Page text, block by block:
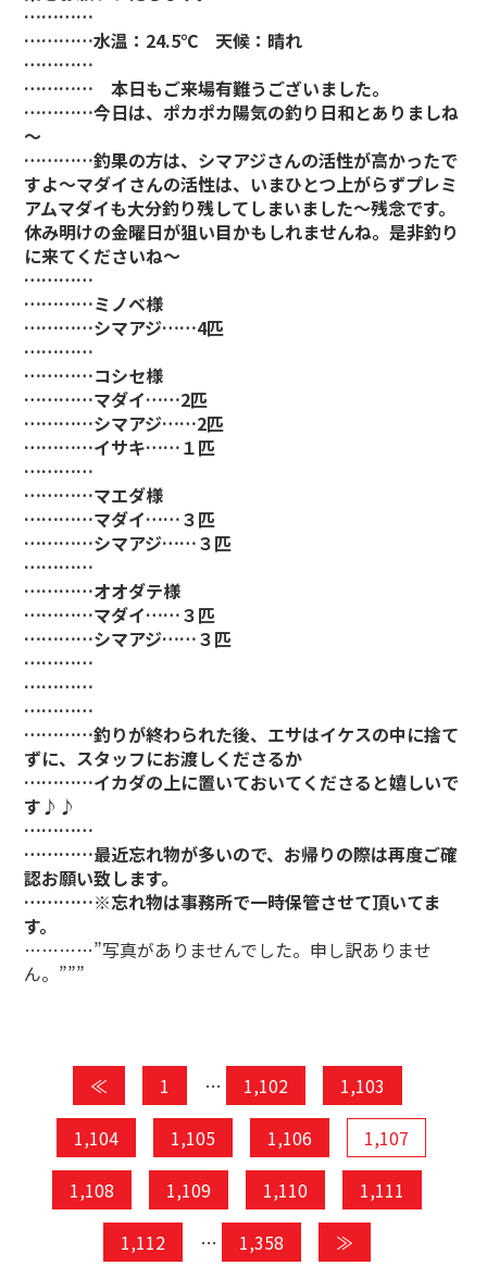
…………
…………水温：24.5℃ 天候：晴れ
…………
………… 本日もご来場有難うございました。
…………今日は、ポカポカ陽気の釣り日和とありましね
～
…………釣果の方は、シマアジさんの活性が高かったで
すよ～マダイさんの活性は、いまひとつ上がらずプレミ
アムマダイも大分釣り残してしまいました～残念です。
休み明けの金曜日が狙い目かもしれませんね。是非釣り
に来てくださいね～
…………
…………ミノベ様
…………シマアジ……4匹
…………
…………コシセ様
…………マダイ……2匹
…………シマアジ……2匹
…………イサキ……１匹
…………
…………マエダ様
…………マダイ……３匹
…………シマアジ……３匹
…………
…………オオダテ様
…………マダイ……３匹
…………シマアジ……３匹
…………
…………
…………
…………釣りが終わられた後、エサはイケスの中に捨て
ずに、スタッフにお渡しくださるか
…………イカダの上に置いておいてくださると嬉しいで
す♪♪
…………
…………最近忘れ物が多いので、お帰りの際は再度ご確
認お願い致します。
…………※忘れ物は事務所で一時保管させて頂いてま
す。
…………”写真がありませんでした。申し訳ありませ
ん。”””
≪ 1 … 1,102
1,103
1,104
1,105 1,106
1,107
1,108
1,109 1,110
1,111
1,112
… 1,358 ≫